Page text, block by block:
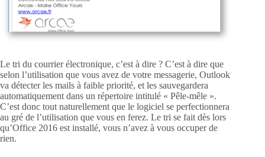
Le tri du courrier électronique, c’est à dire ? C’est à dire que
selon l’utilisation que vous avez de votre messagerie, Outlook
va détecter les mails à faible priorité, et les sauvegardera
automatiquement dans un répertoire intitulé « Pêle-mêle ».
C’est donc tout naturellement que le logiciel se perfectionnera
au gré de l’utilisation que vous en ferez. Le tri se fait dès lors
qu’Office 2016 est installé, vous n’avez à vous occuper de
rien.